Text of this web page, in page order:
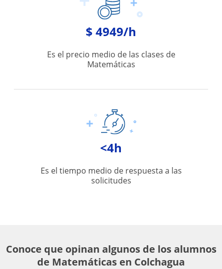
$ 4949/h
Es el precio medio de las clases de
Matemáticas
<4h
Es el tiempo medio de respuesta a las
solicitudes
Conoce que opinan algunos de los alumnos
de Matemáticas en Colchagua